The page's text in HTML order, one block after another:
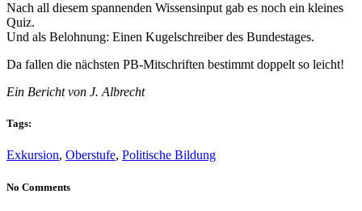
Nach all diesem spannenden Wissensinput gab es noch ein kleines
Quiz.
Und als Belohnung: Einen Kugelschreiber des Bundestages.
Da fallen die nächsten PB-Mitschriften bestimmt doppelt so leicht!
Ein Bericht von J. Albrecht
Tags:
Exkursion, Oberstufe, Politische Bildung
No Comments